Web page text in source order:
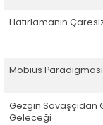
Hatırlamanın
Möbius
Gezgin Savaşçıdan
Geleceği